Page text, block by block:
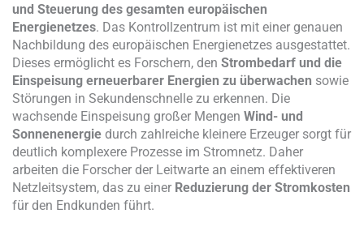
und Steuerung des gesamten europäischen
Energienetzes. Das Kontrollzentrum ist mit einer genauen
Nachbildung des europäischen Energienetzes ausgestattet.
Dieses ermöglicht es Forschern, den Strombedarf und die
Einspeisung erneuerbarer Energien zu überwachen sowie
Störungen in Sekundenschnelle zu erkennen. Die
wachsende Einspeisung großer Mengen Wind- und
Sonnenenergie durch zahlreiche kleinere Erzeuger sorgt für
deutlich komplexere Prozesse im Stromnetz. Daher
arbeiten die Forscher der Leitwarte an einem effektiveren
Netzleitsystem, das zu einer Reduzierung der Stromkosten
für den Endkunden führt.